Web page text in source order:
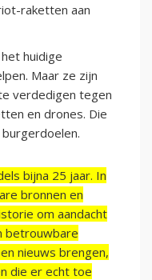
raketten aan
huidige
Maar ze zijn
verdedigen tegen
en drones. Die
bijna 25 jaar. In
bronnen en
om aandacht
betrouwbare
nieuws brengen,
die er echt toe